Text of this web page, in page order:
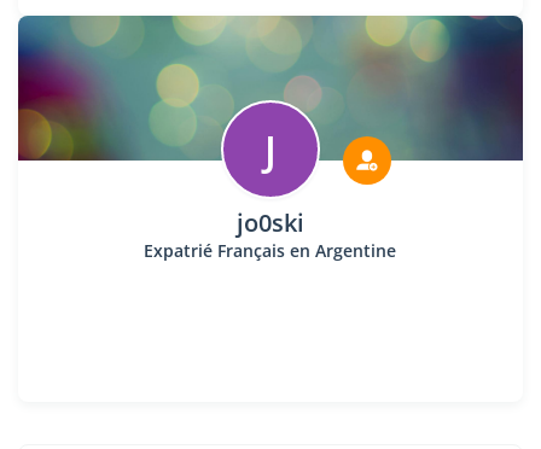
J
jo0ski
Expatrié Français en Argentine